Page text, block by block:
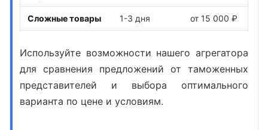
Сложные товары 1-3 дня от 15 000 ₽
Используйте возможности нашего агрегатора
для сравнения предложений от таможенных
представителей и выбора оптимального
варианта по цене и условиям.